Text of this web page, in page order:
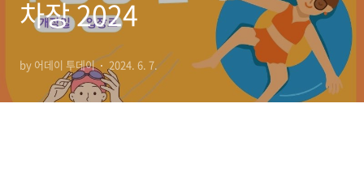
차장 2024
by 어데이 투데이 2024. 6. 7.